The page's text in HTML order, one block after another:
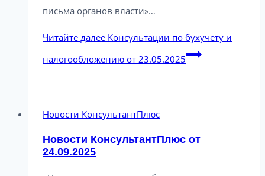
письма органов власти»…
Читайте далее Консультации по бухучету и
налогообложению от 23.05.2025
Новости КонсультантПлюс
Новости КонсультантПлюс от
24.09.2025